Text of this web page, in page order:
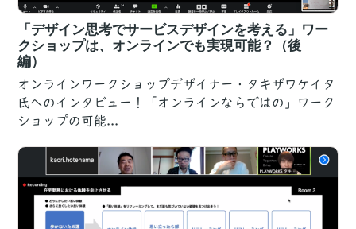
「デザイン思考でサービスデザインを考える」ワー
クショップは、オンラインでも実現可能？（後
編）
オンラインワークショップデザイナー・タキザワケイタ
氏へのインタビュー！「オンラインならではの」ワーク
ショップの可能...